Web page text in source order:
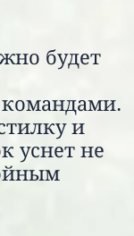
будет
командами.
и
уснет не